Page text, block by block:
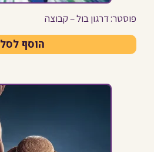
פוסטר: דרגון בול – קבוצה
הוסף לסל